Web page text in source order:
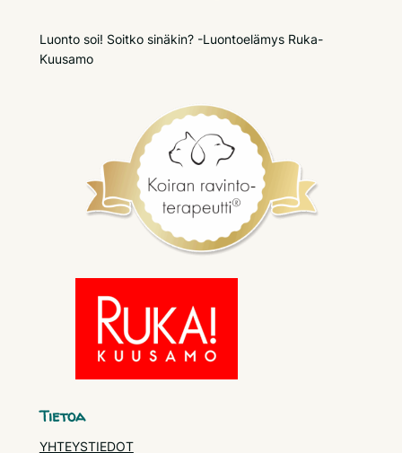
Luonto soi! Soitko sinäkin? -Luontoelämys Ruka-
Kuusamo
Tietoa
YHTEYSTIEDOT